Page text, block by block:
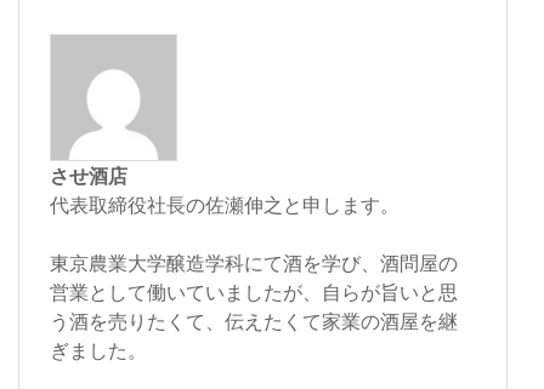
させ酒店
代表取締役社長の佐瀬伸之と申します。
東京農業大学醸造学科にて酒を学び、酒問屋の
営業として働いていましたが、自らが旨いと思
う酒を売りたくて、伝えたくて家業の酒屋を継
ぎました。